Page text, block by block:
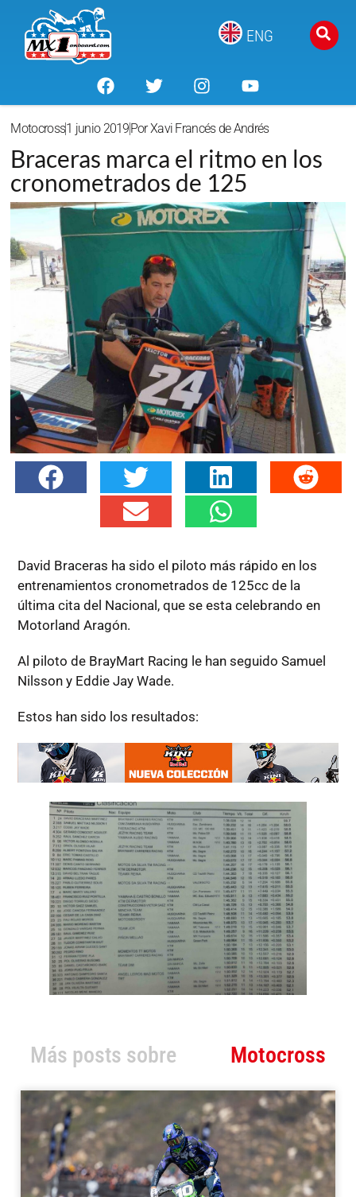
ENG
Motocross1 junio 2019 PorXavi Francés de Andrés
Braceras marca el ritmo en los
cronometrados de 125
David Braceras ha sido el piloto más rápido en los
entrenamientos cronometrados de 125cc de la
última cita del Nacional, que se esta celebrando en
Motorland Aragón.
Al piloto de BrayMart Racing le han seguido Samuel
Nilsson y Eddie Jay Wade.
Estos han sido los resultados:
Más posts sobre Motocross